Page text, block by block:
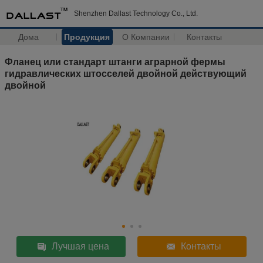
Shenzhen Dallast Technology Co., Ltd.
Дома Продукция О Компании Контакты
Фланец или стандарт штанги аграрной фермы
гидравлических штосселей двойной действующий
двойной
Лучшая цена Контакты